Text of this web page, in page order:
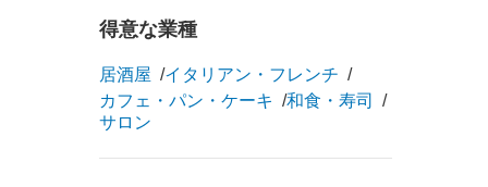
得意な業種
居酒屋
イタリアン・フレンチ
カフェ・パン・ケーキ
和食・寿司
サロン